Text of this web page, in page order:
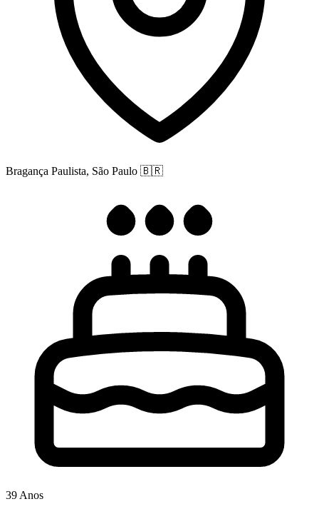
Bragança Paulista, São Paulo 🇧🇷
39 Anos